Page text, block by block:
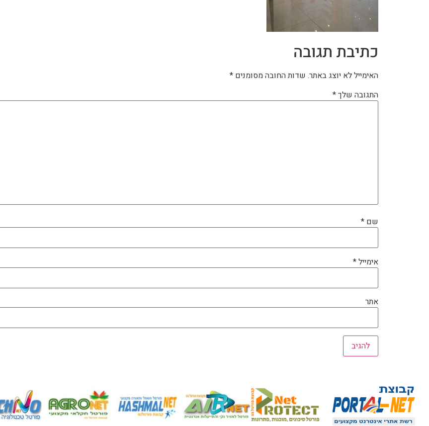
כתיבת תגובה
האימייל לא יוצג באתר. שדות החובה מסומנים *
התגובה שלך*
שם *
אימייל*
אתר